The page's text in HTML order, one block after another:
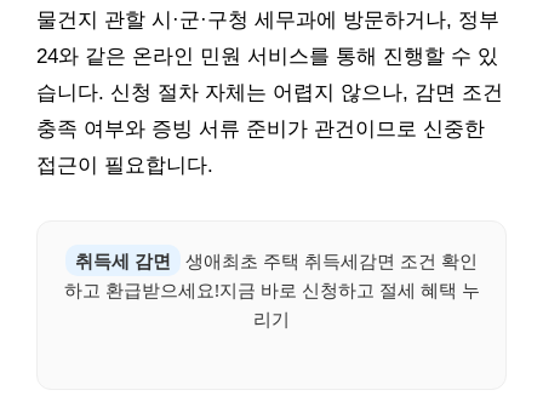
물건지 관할 시·군·구청 세무과에 방문하거나, 정부
24와 같은 온라인 민원 서비스를 통해 진행할 수 있
습니다. 신청 절차 자체는 어렵지 않으나, 감면 조건
충족 여부와 증빙 서류 준비가 관건이므로 신중한
접근이 필요합니다.
취득세 감면
생애최초 주택 취득세감면 조건 확인
하고 환급받으세요!지금 바로 신청하고 절세 혜택 누
리기